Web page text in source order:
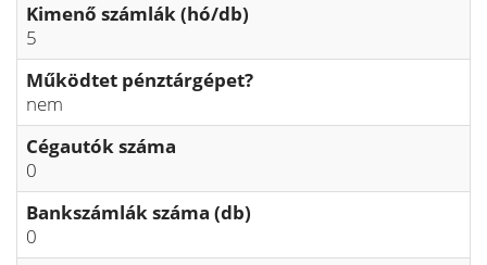
Kimenő számlák (hó/db)
5
Működtet pénztárgépet?
nem
Cégautók száma
0
Bankszámlák száma (db)
0